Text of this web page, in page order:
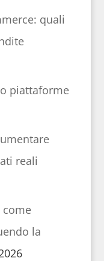
quali
piattaforme
reali
come
la